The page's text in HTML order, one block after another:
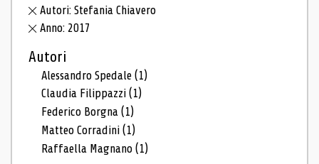
Autori: Stefania Chiavero
Anno: 2017
Autori
Alessandro Spedale(1)
Claudia Filippazzi(1)
Federico Borgna(1)
Matteo Corradini(1)
Raffaella Magnano(1)